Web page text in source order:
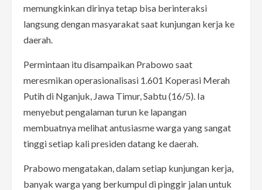
memungkinkan dirinya tetap bisa berinteraksi
langsung dengan masyarakat saat kunjungan kerja ke
daerah.
Permintaan itu disampaikan Prabowo saat
meresmikan operasionalisasi 1.601 Koperasi Merah
Putih di Nganjuk, Jawa Timur, Sabtu (16/5). Ia
menyebut pengalaman turun ke lapangan
membuatnya melihat antusiasme warga yang sangat
tinggi setiap kali presiden datang ke daerah.
Prabowo mengatakan, dalam setiap kunjungan kerja,
banyak warga yang berkumpul di pinggir jalan untuk